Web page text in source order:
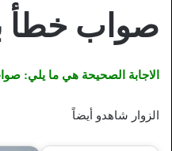
صواب خطأ
الاجابة الصحيحة هي ما يلي:
الزوار شاهدو أيضاً